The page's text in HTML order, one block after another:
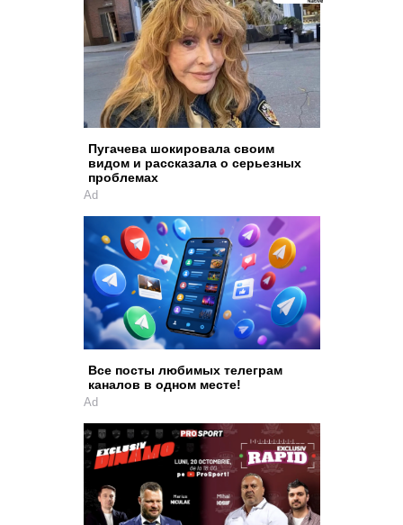
Пугачева шокировала своим
видом и рассказала о серьезных
проблемах
Ad
Все посты любимых телеграм
каналов в одном месте!
Ad